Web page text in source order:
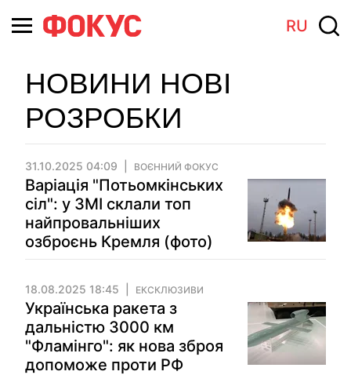
RU
НОВИНИ НОВІ
РОЗРОБКИ
31.10.2025 04:09 ВОЄННИЙ ФОКУС
Варіація "Потьомкінських
сіл": у ЗМІ склали топ
найпровальніших
озброєнь Кремля (фото)
18.08.2025 18:45 ЕКСКЛЮЗИВИ
Українська ракета з
дальністю 3000 км
"Фламінго": як нова зброя
допоможе проти РФ